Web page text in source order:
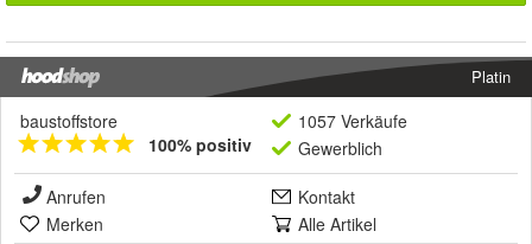
Platin
baustoffstore
100% positiv
1057 Verkäufe
Gewerblich
Anrufen
Kontakt
Merken
Alle Artikel